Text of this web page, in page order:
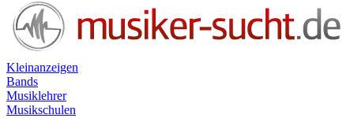
Kleinanzeigen
Bands
Musiklehrer
Musikschulen